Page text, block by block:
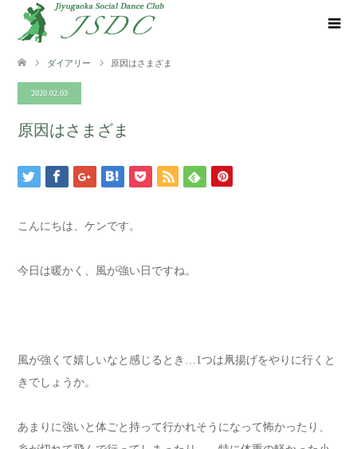
ダイアリー 原因はさまざま
2020.02.03
原因はさまざま
こんにちは、ケンです。
今日は暖かく、風が強い日ですね。
風が強くて嬉しいなと感じるとき…1つは凧揚げをやりに行くと
きでしょうか。
あまりに強いと体ごと持って行かれそうになって怖かったり、